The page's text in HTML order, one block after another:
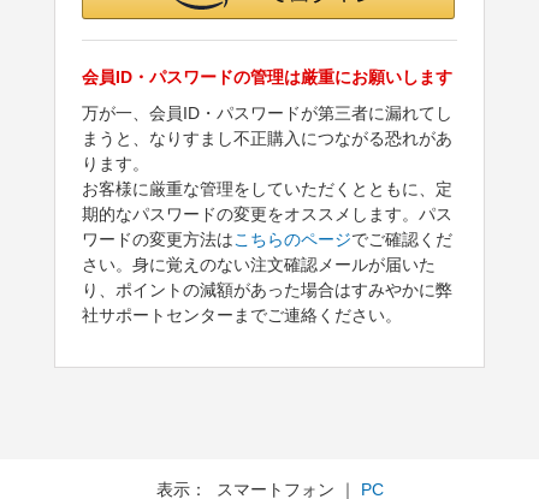
会員ID・パスワードの管理は厳重にお願いします
万が一、会員ID・パスワードが第三者に漏れてし
まうと、なりすまし不正購入につながる恐れがあ
ります。
お客様に厳重な管理をしていただくとともに、定
期的なパスワードの変更をオススメします。パス
ワードの変更方法はこちらのページでご確認くだ
さい。身に覚えのない注文確認メールが届いた
り、ポイントの減額があった場合はすみやかに弊
社サポートセンターまでご連絡ください。
表示： スマートフォン ｜ PC